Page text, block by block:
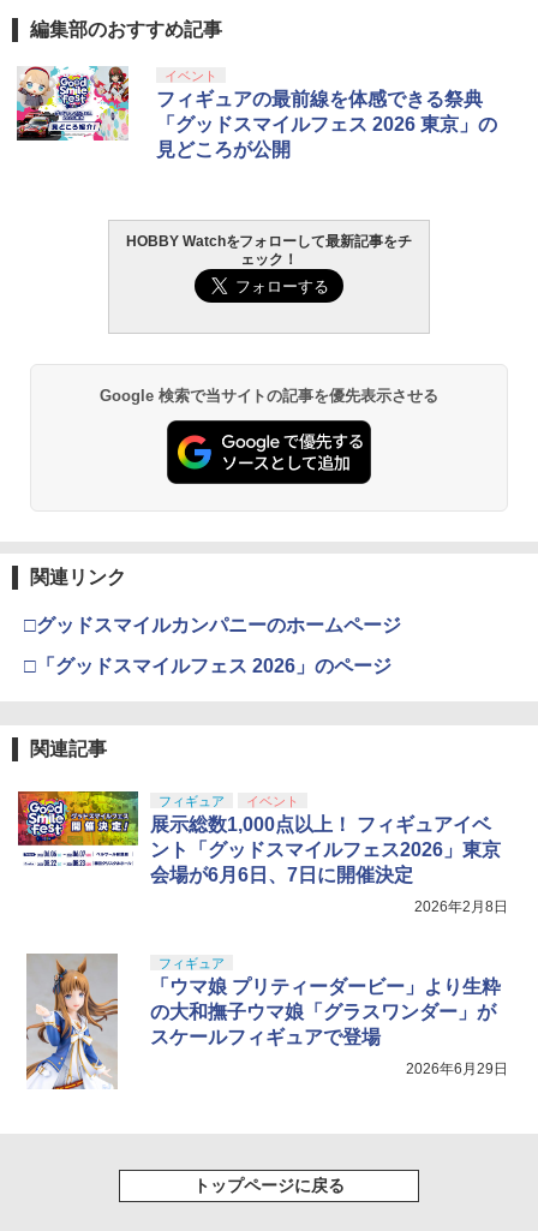
編集部のおすすめ記事
イベント
フィギュアの最前線を体感できる祭典
「グッドスマイルフェス 2026 東京」の
見どころが公開
HOBBY Watchをフォローして最新記事をチ
ェック！
Google 検索で当サイトの記事を優先表示させる
関連リンク
□グッドスマイルカンパニーのホームページ
□「グッドスマイルフェス 2026」のページ
関連記事
フィギュア イベント
展示総数1,000点以上！ フィギュアイベ
ント「グッドスマイルフェス2026」東京
会場が6月6日、7日に開催決定
2026年2月8日
フィギュア
「ウマ娘 プリティーダービー」より生粋
の大和撫子ウマ娘「グラスワンダー」が
スケールフィギュアで登場
2026年6月29日
トップページに戻る